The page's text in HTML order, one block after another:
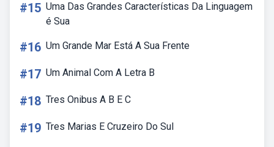
#15 Uma Das Grandes Características Da Linguagem
é Sua
#16 Um Grande Mar Está A Sua Frente
#17 Um Animal Com A Letra B
#18 Tres Onibus A B E C
#19 Tres Marias E Cruzeiro Do Sul